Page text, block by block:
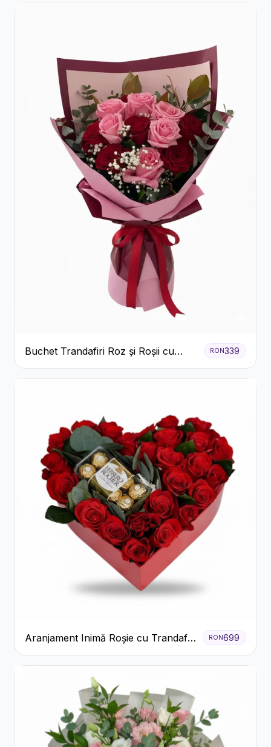
Buchet Trandafiri Roz și Roșii cu
Eucalipt și Gypsophila
RON339
Aranjament Inimă Roșie cu Trandafiri
și Ferrero Rocher Premium
RON699